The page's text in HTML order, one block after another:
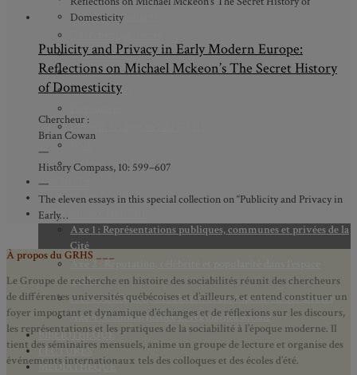
Membres étudiants
Diplômé.e.s
Statuts
Gouvernance
Bulletin trimestriel du GRHS
Bourses du GRHS
ARCHIVES
PROJETS EN COURS
AXES DE RECHERCHE
Axe 1 : Représentations publiques, communes et privées de la
Cité
Axe 2 : Réputation, célébrité et popularité dans l’espace
public
Axe 3 : Diffusion, circulation et appropriation des savoirs
Axe 4 : Conflits, justice et régulation sociale
BIBLIOTHÈQUE
LECTURES
MÉDIATHÈQUE
Publicity and Privacy in Early Modern Europe:
Reflections on Michael Mckeon’s The Secret History
of Domesticity
Chercheur :
Brian Cowan
—
History Compass, 10: 599–607
—
The eleven essays in this special collection on “Publicity and Privacy in
Early…
À propos du GRHS ___
Le Groupe de recherche en histoire des sociabilités réunit des chercheurs
de différentes universités québécoises et d’ailleurs, et entend constituer un
foyer important et dynamique d’échanges et de réflexions sur les discours,
les représentations et les pratiques de la sociabilité à l’époque moderne. Il
tient des séminaires mensuels, anime un groupe de lecture et organise des
événements internationaux tels des colloques et des écoles d’été.